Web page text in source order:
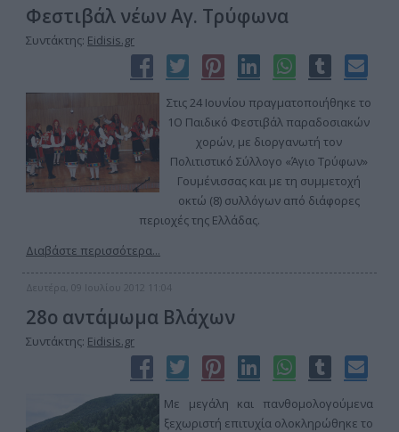
Φεστιβάλ νέων Αγ. Τρύφωνα
Συντάκτης: Eidisis.gr
Στις 24 Ιουνίου πραγματοποιήθηκε το
1Ο Παιδικό Φεστιβάλ παραδοσιακών
χορών, με διοργανωτή τον
Πολιτιστικό Σύλλογο «Άγιο Τρύφων»
Γουμένισσας και με τη συμμετοχή
οκτώ (8) συλλόγων από διάφορες
περιοχές της Ελλάδας.
Διαβάστε περισσότερα...
Δευτέρα, 09 Ιουλίου 2012 11:04
28ο αντάμωμα Βλάχων
Συντάκτης: Eidisis.gr
Με μεγάλη και πανθομολογούμενα
ξεχωριστή επιτυχία ολοκληρώθηκε το